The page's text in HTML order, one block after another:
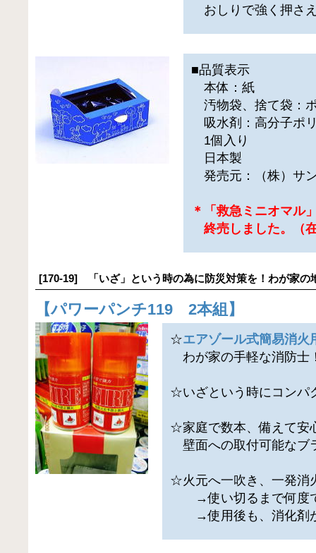
おしりで強く押さ
■品質表示
本体：紙
汚物袋、捨て袋：
吸水剤：高分子ポ
1個入り
日本製
発売元：（株）サ
＊「救急ミニオマル
終売しました。（
[170-19] 「いざ」という時の為に防災対策を！わが家の
【パワーパンチ119 2本組 】
☆エアゾール式簡易消火
わが家の手軽な消防士
☆いざという時にコンパ
☆家庭で数本、備えて安
壁面への取付可能なブ
☆火元へ一吹き、一発消
→使い切るまで何度
→使用後も、消化剤が